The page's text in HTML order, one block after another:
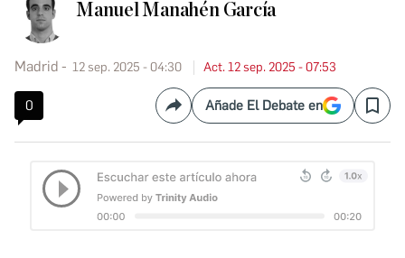
Manuel Manahén García
Madrid 12 sep. 2025 - 04:30 Act. 12 sep. 2025 - 07:53
0 CompartirAñade El Debate en Save